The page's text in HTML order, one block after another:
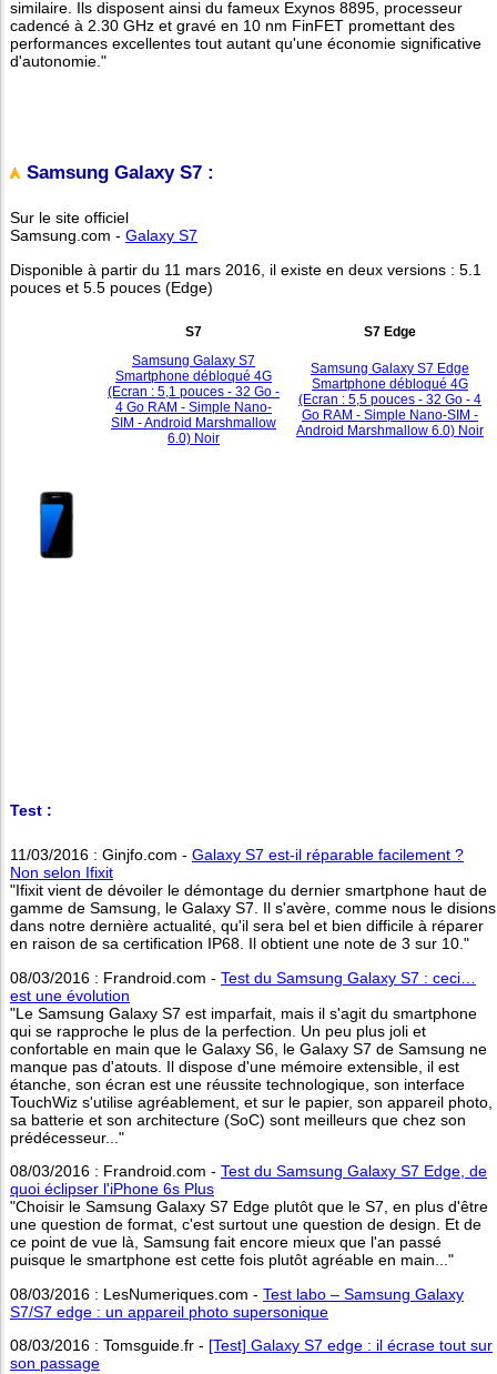
similaire. Ils disposent ainsi du fameux Exynos 8895, processeur
cadencé à 2.30 GHz et gravé en 10 nm FinFET promettant des
performances excellentes tout autant qu'une économie significative
d'autonomie."
Samsung Galaxy S7 :
Sur le site officiel
Samsung.com - Galaxy S7
Disponible à partir du 11 mars 2016, il existe en deux versions : 5.1
pouces et 5.5 pouces (Edge)
S7
S7 Edge
Samsung Galaxy S7
Smartphone débloqué 4G
(Ecran : 5,1 pouces - 32 Go -
4 Go RAM - Simple Nano-
SIM - Android Marshmallow
6.0) Noir
Samsung Galaxy S7 Edge
Smartphone débloqué 4G
(Ecran : 5,5 pouces - 32 Go - 4
Go RAM - Simple Nano-SIM -
Android Marshmallow 6.0) Noir
Test :
11/03/2016 : Ginjfo.com - Galaxy S7 est-il réparable facilement ?
Non selon Ifixit
"Ifixit vient de dévoiler le démontage du dernier smartphone haut de
gamme de Samsung, le Galaxy S7. Il s'avère, comme nous le disions
dans notre dernière actualité, qu'il sera bel et bien difficile à réparer
en raison de sa certification IP68. Il obtient une note de 3 sur 10."
08/03/2016 : Frandroid.com - Test du Samsung Galaxy S7 : ceci…
est une évolution
"Le Samsung Galaxy S7 est imparfait, mais il s'agit du smartphone
qui se rapproche le plus de la perfection. Un peu plus joli et
confortable en main que le Galaxy S6, le Galaxy S7 de Samsung ne
manque pas d'atouts. Il dispose d'une mémoire extensible, il est
étanche, son écran est une réussite technologique, son interface
TouchWiz s'utilise agréablement, et sur le papier, son appareil photo,
sa batterie et son architecture (SoC) sont meilleurs que chez son
prédécesseur..."
08/03/2016 : Frandroid.com - Test du Samsung Galaxy S7 Edge, de
quoi éclipser l'iPhone 6s Plus
"Choisir le Samsung Galaxy S7 Edge plutôt que le S7, en plus d'être
une question de format, c'est surtout une question de design. Et de
ce point de vue là, Samsung fait encore mieux que l'an passé
puisque le smartphone est cette fois plutôt agréable en main..."
08/03/2016 : LesNumeriques.com - Test labo – Samsung Galaxy
S7/S7 edge : un appareil photo supersonique
08/03/2016 : Tomsguide.fr - [Test] Galaxy S7 edge : il écrase tout sur
son passage